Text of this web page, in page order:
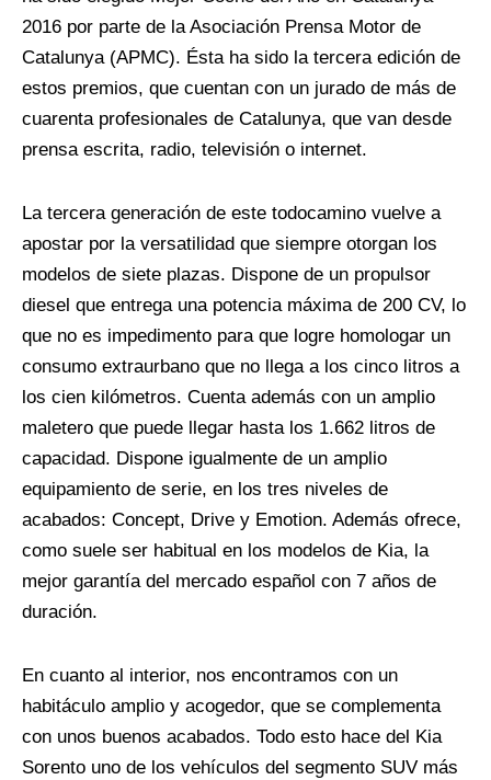
2016 por parte de la Asociación Prensa Motor de
Catalunya (APMC). Ésta ha sido la tercera edición de
estos premios, que cuentan con un jurado de más de
cuarenta profesionales de Catalunya, que van desde
prensa escrita, radio, televisión o internet.
La tercera generación de este todocamino vuelve a
apostar por la versatilidad que siempre otorgan los
modelos de siete plazas. Dispone de un propulsor
diesel que entrega una potencia máxima de 200 CV, lo
que no es impedimento para que logre homologar un
consumo extraurbano que no llega a los cinco litros a
los cien kilómetros. Cuenta además con un amplio
maletero que puede llegar hasta los 1.662 litros de
capacidad. Dispone igualmente de un amplio
equipamiento de serie, en los tres niveles de
acabados: Concept, Drive y Emotion. Además ofrece,
como suele ser habitual en los modelos de Kia, la
mejor garantía del mercado español con 7 años de
duración.
En cuanto al interior, nos encontramos con un
habitáculo amplio y acogedor, que se complementa
con unos buenos acabados. Todo esto hace del Kia
Sorento uno de los vehículos del segmento SUV más